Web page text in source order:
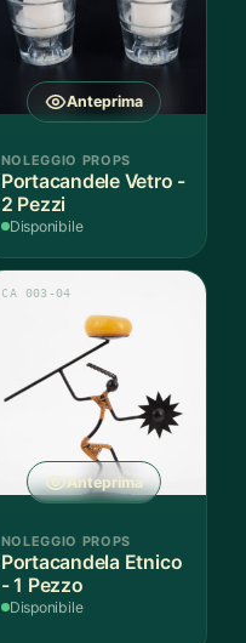
Anteprima
NOLEGGIO PROPS
Portacandele Vetro -
2 Pezzi
Disponibile
Anteprima
CA 003-04
NOLEGGIO PROPS
Portacandela Etnico
- 1 Pezzo
Disponibile